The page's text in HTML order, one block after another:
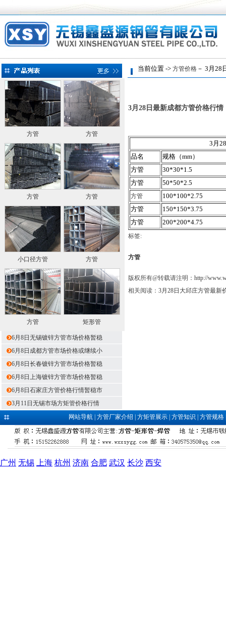
方管 方管
方管 方管
小口径方管 方管
方管 矩形管
6月8日无锡镀锌方管市场价格暂稳
6月8日成都方管市场价格或继续小
6月8日长春镀锌方管市场价格暂稳
6月8日上海镀锌方管市场价格暂稳
6月8日石家庄方管价格行情暂稳市
3月11日无锡市场方矩管价格行情
当前位置 -> 方管价格 － 3月28
3月28日最新成都方管价格行情
3月
品名
规格（mm）
方管
30*30*1.5
方管
50*50*2.5
方管
100*100*2.75
方管
150*150*3.75
方管
200*200*4.75
标签:
方管
版权所有@转载请注明： http://
相关阅读： 3月28日大邱庄方管最新
网站导航| 方管厂家介绍 方矩管展示| 方管知识 方管规格
广州 无锡 上海 杭州 济南 合肥 武汉 长沙 西安